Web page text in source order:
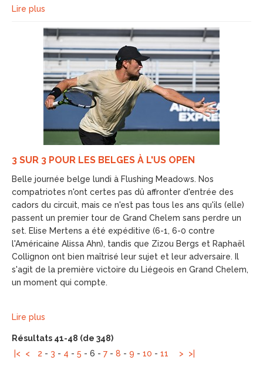
Lire plus
3 SUR 3 POUR LES BELGES À L'US OPEN
Belle journée belge lundi à Flushing Meadows. Nos
compatriotes n'ont certes pas dû affronter d'entrée des
cadors du circuit, mais ce n'est pas tous les ans qu'ils (elle)
passent un premier tour de Grand Chelem sans perdre un
set. Elise Mertens a été expéditive (6-1, 6-0 contre
l'Américaine Alissa Ahn), tandis que Zizou Bergs et Raphaël
Collignon ont bien maîtrisé leur sujet et leur adversaire. Il
s'agit de la première victoire du Liégeois en Grand Chelem,
un moment qui compte.
Lire plus
Résultats 41-48 (de 348)
|<
< 2 - 3 - 4 - 5 - 6 - 7 - 8 - 9 - 10 - 11 > >|